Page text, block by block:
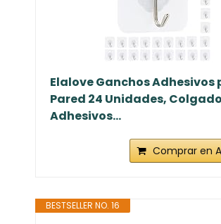
Elalove Ganchos Adhesivos
Pared 24 Unidades,
Adhesivos...
Comprar en
BESTSELLER NO. 16